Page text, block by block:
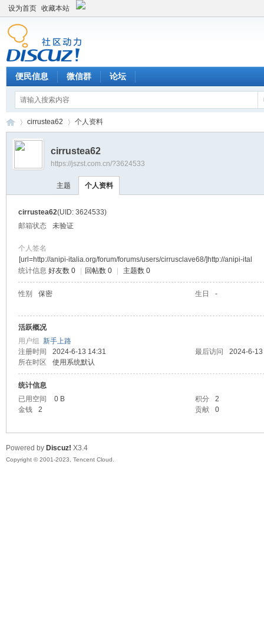
设为首页 收藏本站
便民信息 微信群 论坛
›
cirrustea62 个人资料
cirrustea62
https://jszst.com.cn/?3624533
主题 个人资料
cirrustea62(UID: 3624533)
邮箱状态
未验证
个人签名
[url=http://anipi-italia.org/forum/forums/users/cirrusclave68/]http://anipi-ital
统计信息 好友数 0 回帖数 0 主题数 0
性别 保密 生日 -
活跃概况
用户组 新手上路
注册时间
2024-6-13 14:31 最后访问
2024-6-
所在时区
使用系统默认
统计信息
已用空间
0 B 积分
2
金钱
2 贡献 0
Powered by Discuz! X3.4
Copyright © 2001-2023, Tencent Cloud.